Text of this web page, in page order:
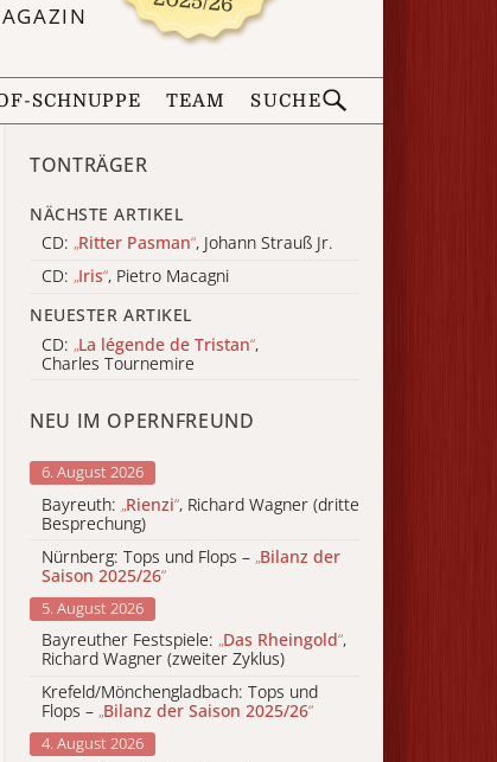
SCHNUPPE TEAM SUCHE
TONTRÄGER
NÄCHSTE ARTIKEL
CD: „Ritter Pasman“, Johann Strauß Jr.
CD: „Iris“, Pietro Macagni
NEUESTER ARTIKEL
CD: „La légende de Tristan“,
Charles Tournemire
NEU IM OPERNFREUND
6. August 2026
Bayreuth: „Rienzi“, Richard Wagner (dritte
Besprechung)
Nürnberg: Tops und Flops – „Bilanz der
Saison 2025/26“
5. August 2026
Bayreuther Festspiele: „Das Rheingold“,
Richard Wagner (zweiter Zyklus)
Krefeld/Mönchengladbach: Tops und
Flops – „Bilanz der Saison 2025/26“
4. August 2026